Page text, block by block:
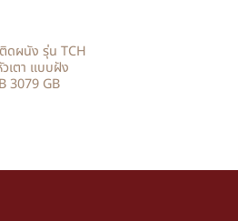
ดผนัง รุ่น TCH
เตา แบบฝัง
3079 GB